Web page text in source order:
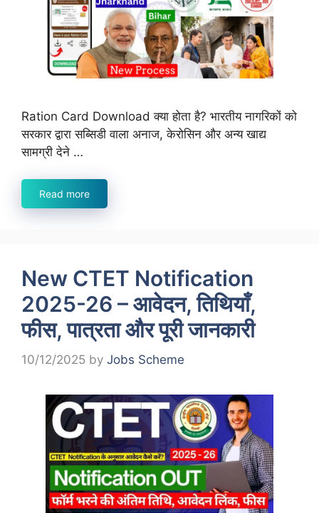
Ration Card Download क्या होता है? भारतीय नागरिकों को
सरकार द्वारा सब्सिडी वाला अनाज, केरोसिन और अन्य खाद्य
सामग्री देने …
Read more
New CTET Notification
2025-26 – आवेदन, तिथियाँ,
फीस, पात्रता और पूरी जानकारी
10/12/2025 by Jobs Scheme